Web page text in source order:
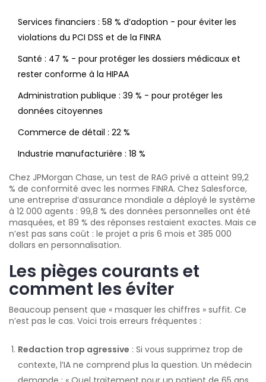
Services financiers : 58 % d’adoption - pour éviter les
violations du PCI DSS et de la FINRA
Santé : 47 % - pour protéger les dossiers médicaux et
rester conforme à la HIPAA
Administration publique : 39 % - pour protéger les
données citoyennes
Commerce de détail : 22 %
Industrie manufacturière : 18 %
Chez JPMorgan Chase, un test de RAG privé a atteint 99,2
% de conformité avec les normes FINRA. Chez Salesforce,
une entreprise d’assurance mondiale a déployé le système
à 12 000 agents : 99,8 % des données personnelles ont été
masquées, et 89 % des réponses restaient exactes. Mais ce
n’est pas sans coût : le projet a pris 6 mois et 385 000
dollars en personnalisation.
Les pièges courants et
comment les éviter
Beaucoup pensent que « masquer les chiffres » suffit. Ce
n’est pas le cas. Voici trois erreurs fréquentes :
Redaction trop agressive : Si vous supprimez trop de
contexte, l’IA ne comprend plus la question. Un médecin